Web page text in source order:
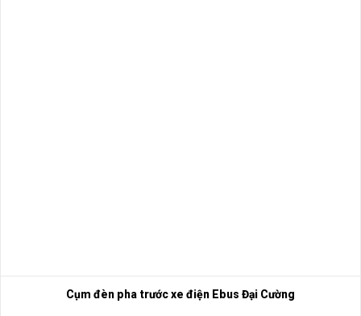
Cụm đèn pha trước xe điện Ebus Đại Cường